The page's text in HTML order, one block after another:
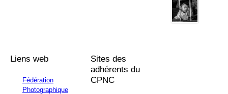
Liens web
Fédération
Photographique
Sites des
adhérents du
CPNC